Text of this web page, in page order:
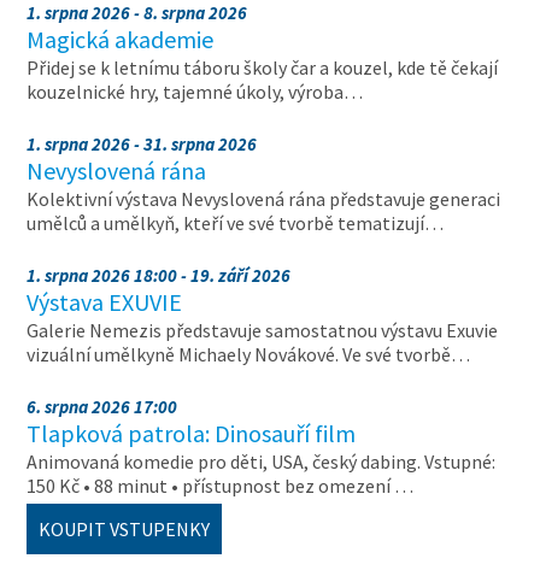
1. srpna 2026 - 8. srpna 2026
Magická akademie
Přidej se k letnímu táboru školy čar a kouzel, kde tě čekají
kouzelnické hry, tajemné úkoly, výroba…
1. srpna 2026 - 31. srpna 2026
Nevyslovená rána
Kolektivní výstava Nevyslovená rána představuje generaci
umělců a umělkyň, kteří ve své tvorbě tematizují…
1. srpna 2026 18:00 - 19. září 2026
Výstava EXUVIE
Galerie Nemezis představuje samostatnou výstavu Exuvie
vizuální umělkyně Michaely Novákové. Ve své tvorbě…
6. srpna 2026 17:00
Tlapková patrola: Dinosauří film
Animovaná komedie pro děti, USA, český dabing. Vstupné:
150 Kč • 88 minut • přístupnost bez omezení …
KOUPIT VSTUPENKY